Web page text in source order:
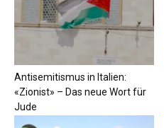
Antisemitismus in Italien:
«Zionist» – Das neue Wort für
Jude